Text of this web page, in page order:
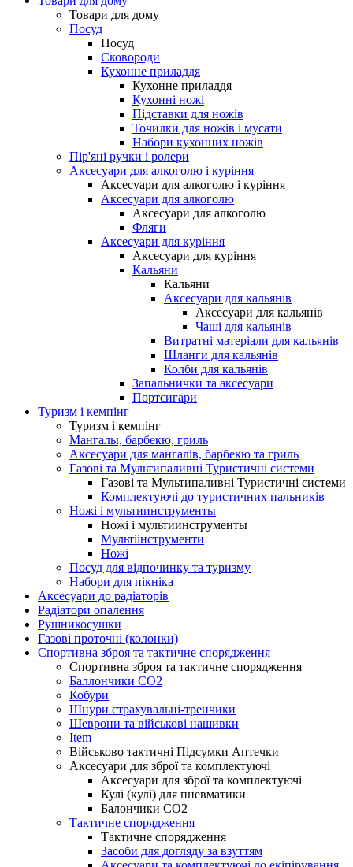
Товари для дому
Посуд
Посуд
Сковороди
Кухонне приладдя
Кухонне приладдя
Кухонні ножі
Підставки для ножів
Точилки для ножів і мусати
Набори кухонних ножів
Пір'яні ручки і ролери
Аксесуари для алкоголю і куріння
Аксесуари для алкоголю і куріння
Аксесуари для алкоголю
Аксесуари для алкоголю
Фляги
Аксесуари для куріння
Аксесуари для куріння
Кальяни
Кальяни
Аксесуари для кальянів
Аксесуари для кальянів
Чаші для кальянів
Витратні матеріали для кальянів
Шланги для кальянів
Колби для кальянів
Запальнички та аксесуари
Портсигари
Туризм і кемпінг
Туризм і кемпінг
Мангалы, барбекю, гриль
Аксесуари для мангалів, барбекю та гриль
Газові та Мультипаливні Туристичні системи
Газові та Мультипаливні Туристичні системи
Комплектуючі до туристичних пальників
Ножі і мультиинструменты
Ножі і мультиинструменты
Мультіінструменти
Ножі
Посуд для відпочинку та туризму
Набори для пікніка
Аксесуари до радіаторів
Радіатори опалення
Рушникосушки
Газові проточні (колонки)
Спортивна зброя та тактичне спорядження
Спортивна зброя та тактичне спорядження
Баллончики CO2
Кобури
Шнури страхувальні-тренчики
Шеврони та військові нашивки
Item
Військово тактичні Підсумки Аптечки
Аксесуари для зброї та комплектуючі
Аксесуари для зброї та комплектуючі
Кулі (кулі) для пневматики
Балончики CO2
Тактичне спорядження
Тактичне спорядження
Засоби для догляду за взуттям